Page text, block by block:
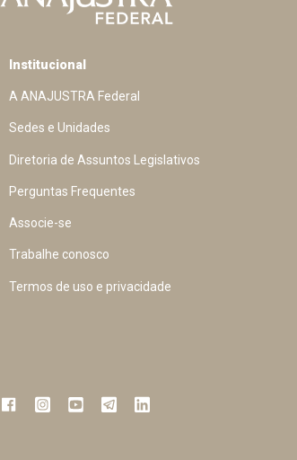
Institucional
A ANAJUSTRA Federal
Sedes e Unidades
Diretoria de Assuntos Legislativos
Perguntas Frequentes
Associe-se
Trabalhe conosco
Termos de uso e privacidade